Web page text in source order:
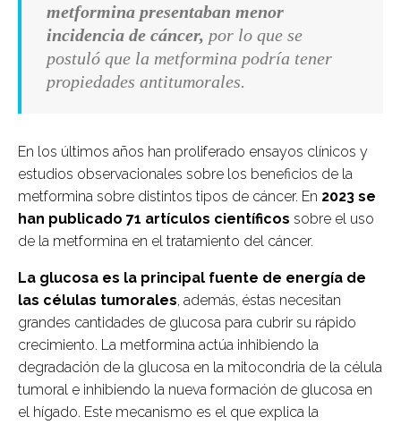
metformina presentaban menor
incidencia de cáncer, por lo que se
postuló que la metformina podría tener
propiedades antitumorales.
En los últimos años han proliferado ensayos clínicos y
estudios observacionales sobre los beneficios de la
metformina sobre distintos tipos de cáncer. En 2023 se
han publicado 71 artículos científicos sobre el uso
de la metformina en el tratamiento del cáncer.
La glucosa es la principal fuente de energía de
las células tumorales, además, éstas necesitan
grandes cantidades de glucosa para cubrir su rápido
crecimiento. La metformina actúa inhibiendo la
degradación de la glucosa en la mitocondria de la célula
tumoral e inhibiendo la nueva formación de glucosa en
el hígado. Este mecanismo es el que explica la